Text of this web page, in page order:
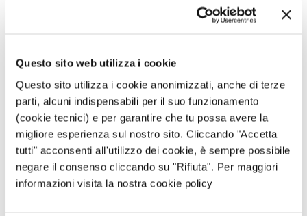
Questo sito web utilizza i cookie
Questo sito utilizza i cookie anonimizzati, anche di terze
parti, alcuni indispensabili per il suo funzionamento
(cookie tecnici) e per garantire che tu possa avere la
migliore esperienza sul nostro sito. Cliccando "Accetta
tutti" acconsenti all'utilizzo dei cookie, è sempre possibile
negare il consenso cliccando su "Rifiuta". Per maggiori
informazioni visita la nostra cookie policy
di Google.
Avvertimi via email in caso di risposte al mio
commento.
Avvertimi via email alla pubblicazione di un nuovo
articolo.